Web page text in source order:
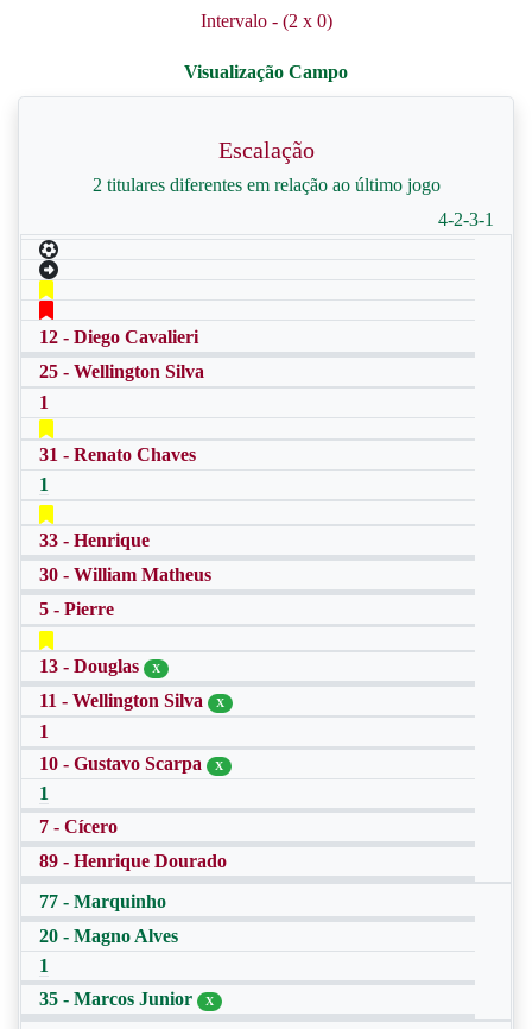
Intervalo - (2 x 0)
Escalação
2 titulares diferentes em relação ao último jogo
4-2-3-1
12 - Diego Cavalieri
25 - Wellington Silva
1
31 - Renato Chaves
1
33 - Henrique
30 - William Matheus
5 - Pierre
13 - Douglas X
11 - Wellington Silva X
1
10 - Gustavo Scarpa
X
1
7 - Cícero
89 - Henrique Dourado
77 - Marquinho
20 - Magno Alves
1
35 - Marcos Junior
X